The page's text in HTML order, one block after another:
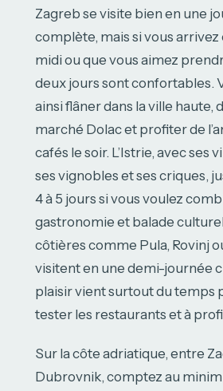
Zagreb se visite bien en une
complète, mais si vous arrivez
midi ou que vous aimez
deux jours sont confortables.
ainsi flâner dans la ville haute,
marché Dolac et profiter de
cafés le soir. L’Istrie, avec ses
ses vignobles et ses criques,
4 à 5 jours si vous voulez
gastronomie et balade
côtières comme Pula, Rovinj
visitent en une demi-journée
plaisir vient surtout du temps
tester les restaurants et à
Sur la côte adriatique, entre
Dubrovnik, comptez au